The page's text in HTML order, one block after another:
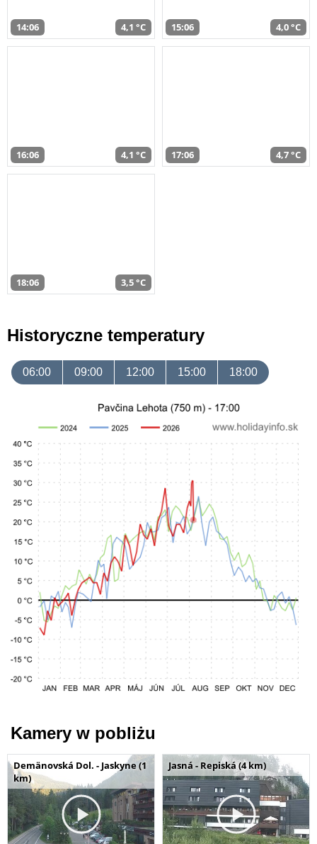
14:06 4,1 °C 15:06 4,0 °C
16:06 4,1 °C 17:06 4,7 °C
18:06 3,5 °C
Historyczne temperatury
06:00 09:00 12:00 15:00 18:00
Kamery w pobliżu
Demänovská Dol. - Jaskyne (1
km)
Jasná - Repiská (4 km)